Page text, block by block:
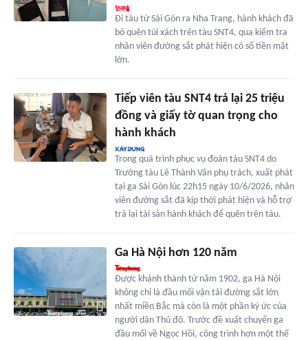
Đi tàu từ Sài Gòn ra Nha Trang, hành khách đã
bỏ quên túi xách trên tàu SNT4, qua kiểm tra
nhân viên đường sắt phát hiện có số tiền mặt
lớn.
Tiếp viên tàu SNT4 trả lại 25 triệu
đồng và giấy tờ quan trọng cho
hành khách
Trong quá trình phục vụ đoàn tàu SNT4 do
Trưởng tàu Lê Thành Vân phụ trách, xuất phát
tại ga Sài Gòn lúc 22h15 ngày 10/6/2026, nhân
viên đường sắt đã kịp thời phát hiện và hỗ trợ
trả lại tài sản hành khách để quên trên tàu.
Ga Hà Nội hơn 120 năm
Được khánh thành từ năm 1902, ga Hà Nội
không chỉ là đầu mối vận tải đường sắt lớn
nhất miền Bắc mà còn là một phần ký ức của
người dân Thủ đô. Trước đề xuất chuyển ga
đầu mối về Ngọc Hồi, công trình hơn một thế